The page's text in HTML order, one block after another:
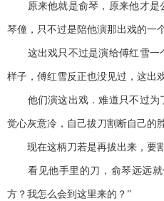
原来他就是俞琴，原来他才是
琴僮，只不过是陪他演那出戏的一
这出戏只不过是演给傅红雪一
样子，傅红雪反正也没见过，这出
他们演这出戏．难道只不过为
觉心灰意冷，自己拔刀割断自己的
现在这柄刀若是再拔出来，要割
看见他手里的刀，俞琴远远就
方？我怎么会到这里来的？”